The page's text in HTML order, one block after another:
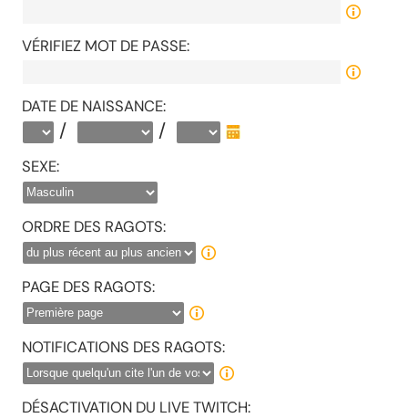
VÉRIFIEZ MOT DE PASSE:
DATE DE NAISSANCE:
/ /
SEXE:
ORDRE DES RAGOTS:
PAGE DES RAGOTS:
NOTIFICATIONS DES RAGOTS:
DÉSACTIVATION DU LIVE TWITCH: